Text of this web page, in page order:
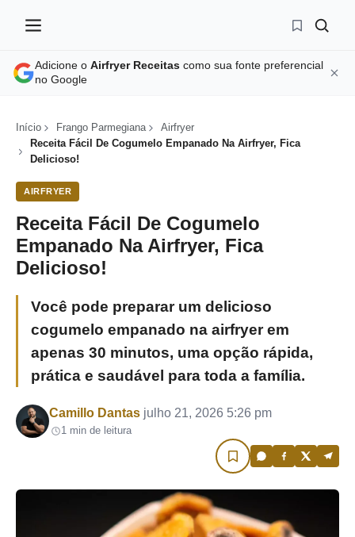
Adicione o Airfryer Receitas como sua fonte preferencial
no Google
Início Frango Parmegiana
Airfryer
Receita Fácil De Cogumelo Empanado Na Airfryer, Fica
Delicioso!
AIRFRYER
Receita Fácil De Cogumelo
Empanado Na Airfryer, Fica
Delicioso!
Você pode preparar um delicioso
cogumelo empanado na airfryer em
apenas 30 minutos, uma opção rápida,
prática e saudável para toda a família.
Por
Camillo Dantas julho 21, 2026 5:26 pm
1 min de leitura